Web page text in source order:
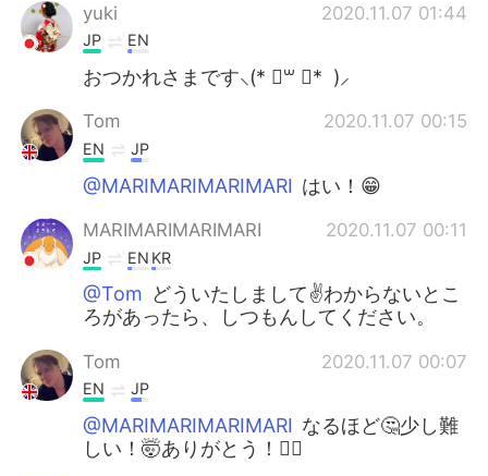
yuki 2020.11.07 01:44
JP EN
おつかれさまです⸜(* ॑꒳ ॑* )⸝
Tom 2020.11.07 00:15
EN JP
@MARIMARIMARIMARI はい！😁
MARIMARIMARIMARI 2020.11.07 00:11
JP EN KR
@Tom どういたしまして✌わからないとこ
ろがあったら、しつもんしてください。
Tom 2020.11.07 00:07
EN JP
@MARIMARIMARIMARI なるほど🤔少し難
しい！🤯ありがとう！🙇‍♂️